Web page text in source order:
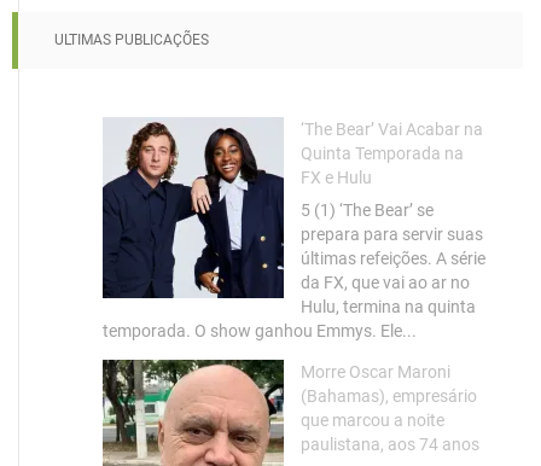
ULTIMAS PUBLICAÇÕES
‘The Bear’ Vai Acabar na
Quinta Temporada na
FX e Hulu
5 (1) ‘The Bear’ se
prepara para servir suas
últimas refeições. A série
da FX, que vai ao ar no
Hulu, termina na quinta
temporada. O show ganhou Emmys. Ele...
Morre Oscar Maroni
(Bahamas), empresário
que marcou a noite
paulistana, aos 74 anos